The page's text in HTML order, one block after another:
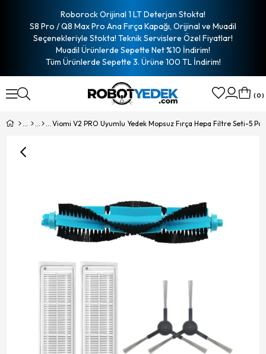
Roborock Orijinal 1 LT Deterjan Stokta!
S8 Pro / Q8 Max Pro Ana Fırça Kapağı, Orijinal ve Muadil
Seçenekleriyle Stokta! Teknik Servislere Özel Fiyatlar!
Muadil Ürünlerde Sepette Net %10 İndirim!
Tüm Ürünlerde Sepette 3. Ürüne 100 TL İndirim!
0
Viomi V2 PRO Uyumlu Yedek Mopsuz Fırça Hepa Filtre Seti-5